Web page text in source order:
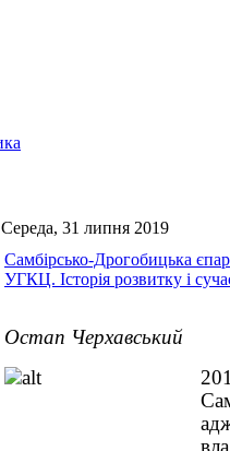
Середа, 31 липня 2019
Самбірсько-Дрогобицька
УГКЦ. Історія розвитку і
Остап Черхавський